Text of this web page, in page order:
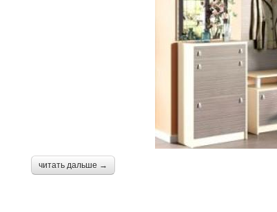
читать дальше →